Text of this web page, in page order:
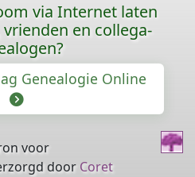
via Internet laten
en collega-
Genealogie Online
voor
door Coret